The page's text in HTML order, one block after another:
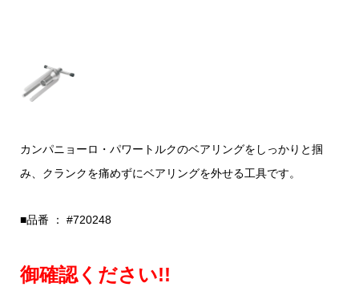
カンパニョーロ・パワートルクのベアリングをしっかりと掴
み、クランクを痛めずにベアリングを外せる工具です。
■品番 ： #720248
御確認ください!!